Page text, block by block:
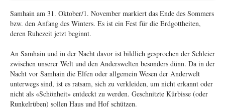
Samhain am 31. Oktober/1. November markiert das Ende des Sommers
bzw. den Anfang des Winters. Es ist ein Fest für die Erdgottheiten,
deren Ruhezeit jetzt beginnt.
An Samhain und in der Nacht davor ist bildlich gesprochen der Schleier
zwischen unserer Welt und den Anderswelten besonders dünn. Da in der
Nacht vor Samhain die Elfen oder allgemein Wesen der Anderwelt
unterwegs sind, ist es ratsam, sich zu verkleiden, um nicht erkannt oder
nicht als «Schönheit» entdeckt zu werden. Geschnitzte Kürbisse (oder
Runkelrüben) sollen Haus und Hof schützen.